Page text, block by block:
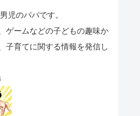
児のパパです。
ゲームなどの子どもの趣味か
子育てに関する情報を発信し